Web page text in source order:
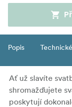
Popis
Ať už slavíte
shromažďujete
poskytují